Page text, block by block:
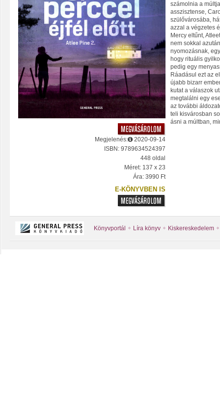
Megjelenés:
2020-09-14
ISBN: 9789634524397
448 oldal
Méret: 137 x 23
Ára: 3990 Ft
E-KÖNYVBEN IS
számolnia a
asszisztense,
szülővárosába,
azzal a végzetes
Mercy eltűnt,
nem sokkal
nyomozásnak,
hogy rituális
pedig egy
Ráadásul ezt az
újabb bizarr
kutat a válaszok
megtalálni egy
az további
teli kisvárosban
ásni a múltban,
Könyvportál Líra könyv Kiskereskedelem